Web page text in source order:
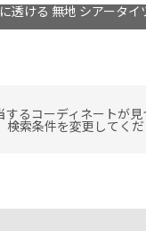
透ける 無地 シアータ
するコーディネートが
検索条件を変更してくだ